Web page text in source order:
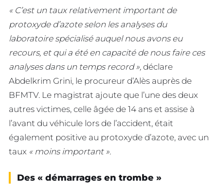
« C’est un taux relativement important de
protoxyde d’azote selon les analyses du
laboratoire spécialisé auquel nous avons eu
recours, et qui a été en capacité de nous faire ces
analyses dans un temps record », déclare
Abdelkrim Grini, le procureur d’Alès auprès de
BFMTV. Le magistrat ajoute que l’une des deux
autres victimes, celle âgée de 14 ans et assise à
l’avant du véhicule lors de l’accident, était
également positive au protoxyde d’azote, avec un
taux « moins important ».
Des « démarrages en trombe »